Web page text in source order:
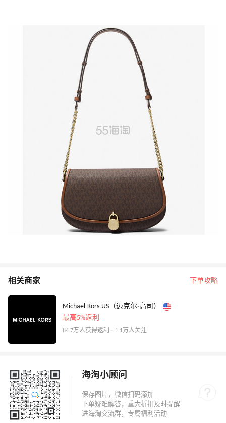
相关商家 下单攻略
Michael Kors US（迈克尔·高司）
最高5%返利
84.7万人获得返利 · 1.1万人关注
海淘小顾问